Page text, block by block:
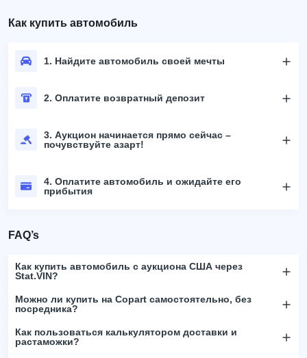
Как купить автомобиль
1. Найдите автомобиль своей мечты
2. Оплатите возвратный депозит
3. Аукцион начинается прямо сейчас –
почувствуйте азарт!
4. Оплатите автомобиль и ожидайте его
прибытия
FAQ’s
Как купить автомобиль с аукциона США через
Stat.VIN?
Можно ли купить на Copart самостоятельно, без
посредника?
Как пользоваться калькулятором доставки и
растаможки?